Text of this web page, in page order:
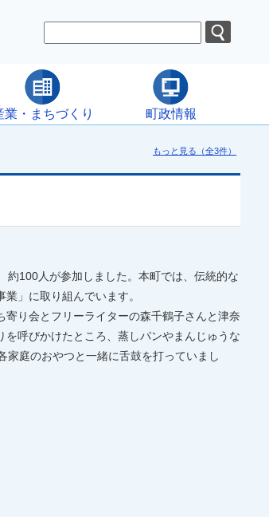
業・まちづくり 町政情報
もっと見る（全3件）
100人が参加しました。本町では、伝統的な
」に取り組んでいます。
り会とフリーライターの森千鶴子さんと津奈
呼びかけたところ、蒸しパンやまんじゅうな
庭のおやつと一緒に舌鼓を打っていまし